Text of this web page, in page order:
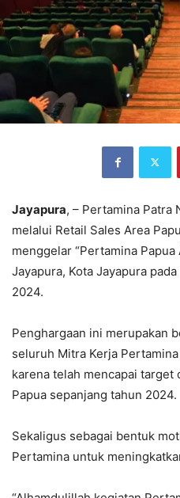
Jayapura, – Pertamina Patra
melalui Retail Sales Area
menggelar “Pertamina
Jayapura, Kota Jayapura
2024.
Penghargaan ini merupakan
seluruh Mitra Kerja
karena telah mencapai target
Papua sepanjang tahun 2024.
Sekaligus sebagai bentuk
Pertamina untuk